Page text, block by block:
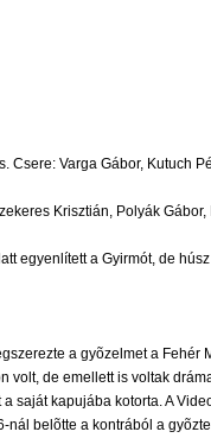
Csere: Varga Gábor, Kutuch
Krisztián, Polyák
egyenlített a Gyirmót, de
a gyõzelmet a
de emellett is voltak
saját kapujába kotorta. A
nál belõtte a kontrából a